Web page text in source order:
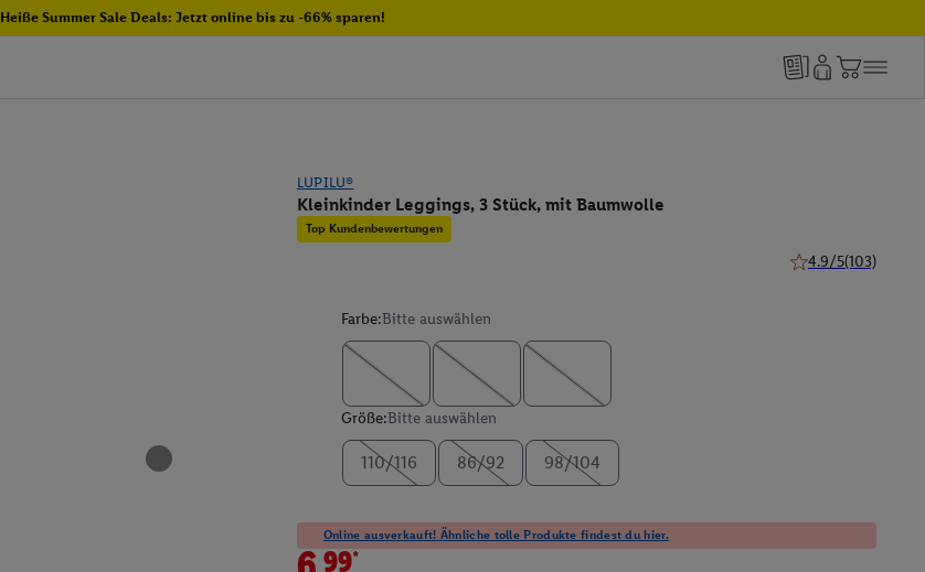
Heiße Summer Sale Deals: Jetzt online bis zu -66% sparen!
LUPILU®
Kleinkinder Leggings, 3 Stück, mit Baumwolle
Top Kundenbewertungen
4.9/5(103)
Farbe:Bitte auswählen
Größe:Bitte auswählen
110/116 86/92 98/104
Online ausverkauft! Ähnliche tolle Produkte findest du hier.